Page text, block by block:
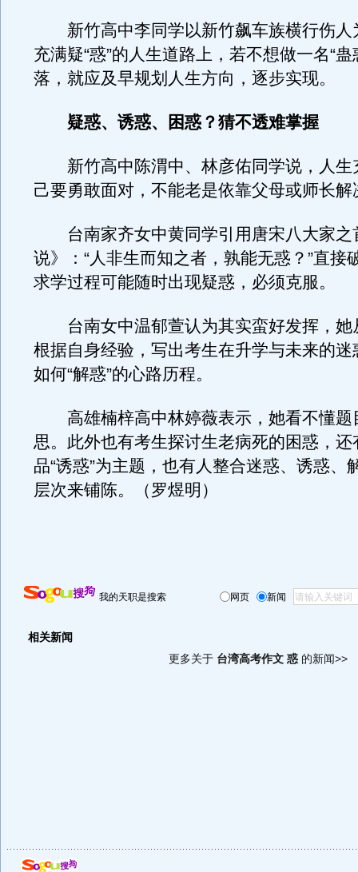
新竹高中李同学以新竹飙车族横行伤人
充满疑“惑”的人生道路上，若不想做一名“蛊
落，就应及早规划人生方向，逐步实现。
疑惑、诱惑、困惑？猜不透难掌握
新竹高中陈渭中、林彦佑同学说，人生
己要勇敢面对，不能老是依靠父母或师长解
台南家齐女中黄同学引用唐宋八大家之
说》：“人非生而知之者，孰能无惑？”直接
求学过程可能随时出现疑惑，必须克服。
台南女中温郁萱认为其实蛮好发挥，她
根据自身经验，写出考生在升学与未来的迷
如何“解惑”的心路历程。
高雄楠梓高中林婷薇表示，她看不懂题
思。此外也有考生探讨生老病死的困惑，还
品“诱惑”为主题，也有人整合迷惑、诱惑、
层次来铺陈。（罗煜明）
我的天职是搜索 网页 新闻
相关新闻
更多关于 台湾高考作文 惑 的新闻>>